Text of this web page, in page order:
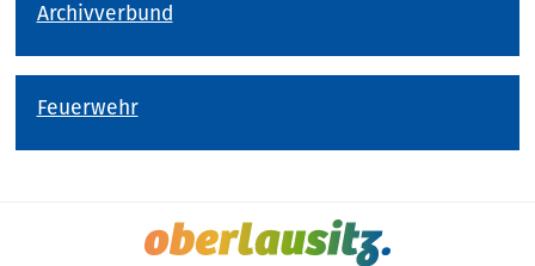
Archivverbund
Feuerwehr